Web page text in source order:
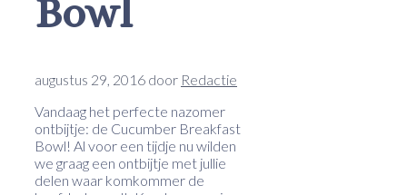
Bowl
augustus 29, 2016 door Redactie
Vandaag het perfecte nazomer
ontbijtje: de Cucumber Breakfast
Bowl! Al voor een tijdje nu wilden
we graag een ontbijtje met jullie
delen waar komkommer de